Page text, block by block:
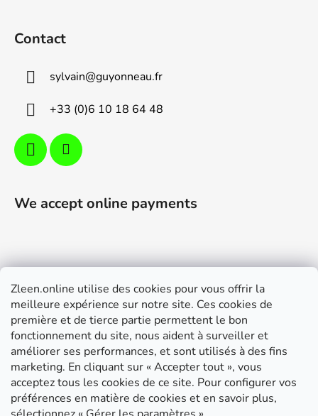
Zleen.online utilise des cookies pour vous offrir la
meilleure expérience sur notre site. Ces cookies de
première et de tierce partie permettent le bon
fonctionnement du site, nous aident à surveiller et
améliorer ses performances, et sont utilisés à des fins
marketing. En cliquant sur « Accepter tout », vous
acceptez tous les cookies de ce site. Pour configurer vos
préférences en matière de cookies et en savoir plus,
Contact
sylvain@guyonneau.fr
+33 (0)6 10 18 64 48
We accept online payments
Support
Modalités de livraison et paiement
Conditions générales de ventes
RGPD
Instructions de montage